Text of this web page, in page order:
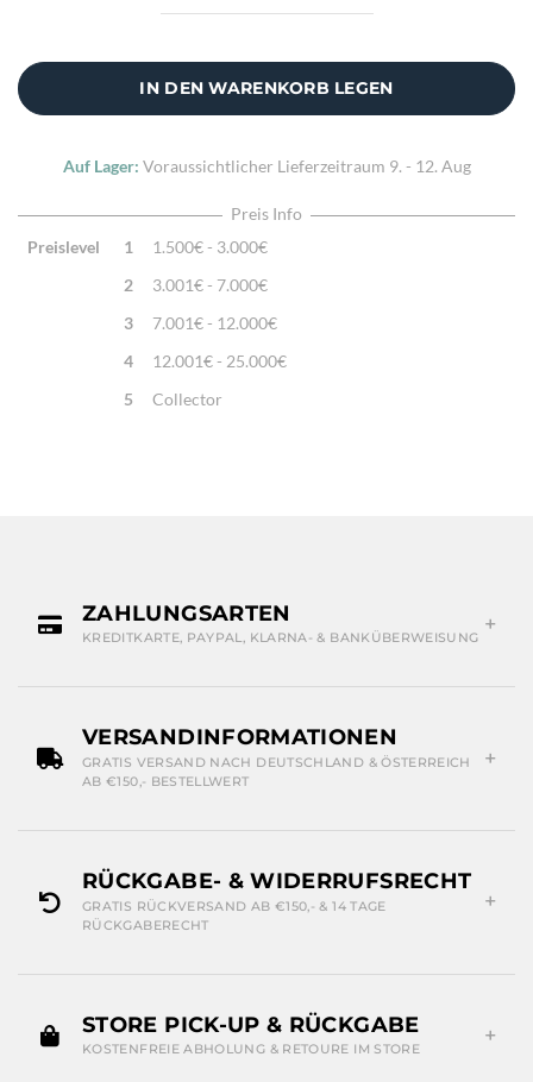
Zusatzinfo:
Kissenhülle ohne Füllung
IN DEN WARENKORB LEGEN
Auf Lager: Voraussichtlicher Lieferzeitraum 9. - 12. Aug
Preis Info
Preislevel
1
1.500€ - 3.000€
2
3.001€ - 7.000€
3
7.001€ - 12.000€
4
12.001€ - 25.000€
5
Collector
ZAHLUNGSARTEN
KREDITKARTE, PAYPAL, KLARNA- & BANKÜBERWEISUNG
VERSANDINFORMATIONEN
GRATIS VERSAND NACH DEUTSCHLAND & ÖSTERREICH
AB €150,- BESTELLWERT
RÜCKGABE- & WIDERRUFSRECHT
GRATIS RÜCKVERSAND AB €150,- & 14 TAGE
RÜCKGABERECHT
STORE PICK-UP & RÜCKGABE
KOSTENFREIE ABHOLUNG & RETOURE IM STORE